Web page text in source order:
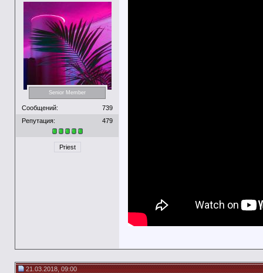
Senior Member
Сообщений:
739
Репутация:
479
Priest
21.03.2018, 09:00